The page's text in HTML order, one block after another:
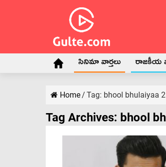
సినిమా వార్తలు రాజకీయ
Home/ Tag: bhool bhulaiyaa 2
Tag Archives: bhool